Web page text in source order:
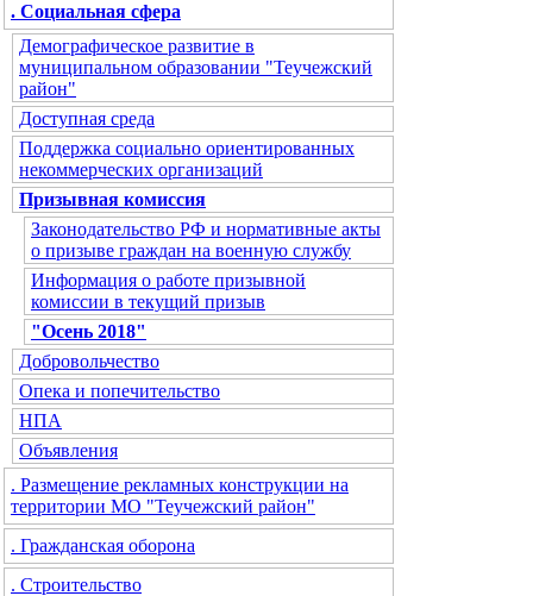
. Социальная сфера
Демографическое развитие в
муниципальном образовании "Теучежский
район"
Доступная среда
Поддержка социально ориентированных
некоммерческих организаций
Призывная комиссия
Законодательство РФ и нормативные акты
о призыве граждан на военную службу
Информация о работе призывной
комиссии в текущий призыв
"Осень 2018"
Добровольчество
Опека и попечительство
НПА
Объявления
. Размещение рекламных конструкции на
территории МО "Теучежский район"
. Гражданская оборона
. Строительство